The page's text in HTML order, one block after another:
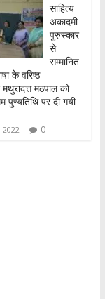
साहित्य
अकादमी
पुरुस्कार
से
सम्मानित
के वरिष्ठ
मथुरादत्त मठपाल को
पुण्यतिथि पर दी गयी
2022 0